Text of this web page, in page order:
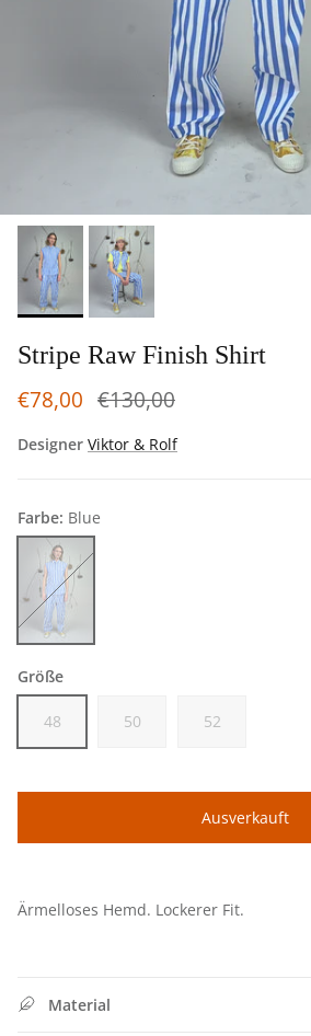
Stripe Raw Finish Shirt
€78,00 €130,00
Designer Viktor & Rolf
Farbe: Blue
Blue
Größe
48 50 52
Ausverkauft
Ärmelloses Hemd. Lockerer Fit.
Material